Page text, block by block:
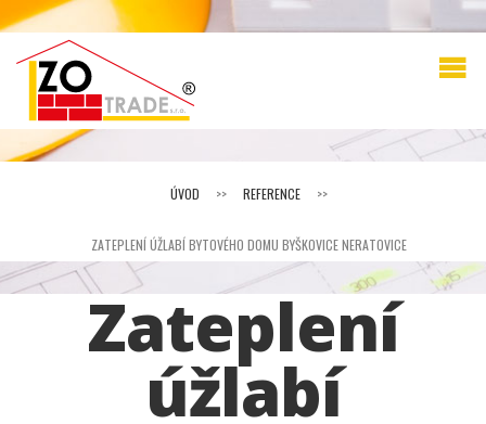
ÚVOD >> REFERENCE >>
ZATEPLENÍ ÚŽLABÍ BYTOVÉHO DOMU BYŠKOVICE NERATOVICE
Zateplení
úžlabí